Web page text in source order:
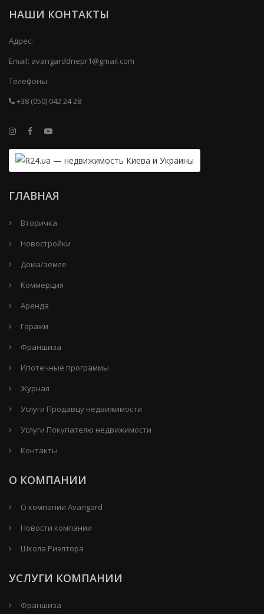
НАШИ КОНТАКТЫ
Адрес:
Email: avangarddnepr1@gmail.com
Телефоны:
+38 (050) 042 24 28
ГЛАВНАЯ
Вторичка
Новостройки
Дома/земля
Коммерция
Аренда
Гаражи
Франшиза
Ипотечные программы
Журнал
Услуги Продавцу недвижимости
Услуги Покупателю недвижимости
Контакты
О КОМПАНИИ
О компании Avangard
Новости компании
Школа Риэлтора
УСЛУГИ КОМПАНИИ
Франшиза